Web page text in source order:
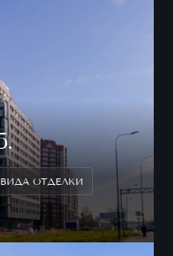
ВИДА ОТДЕЛКИ